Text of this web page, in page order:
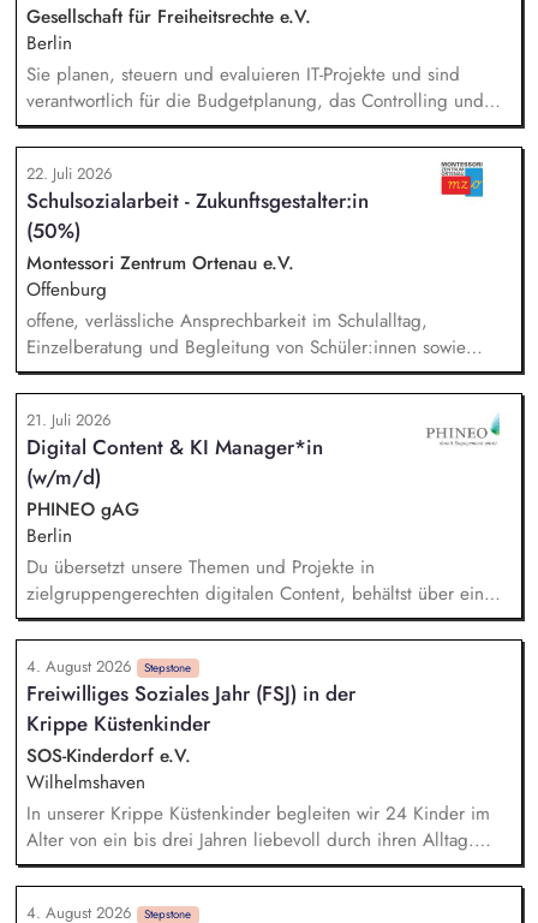
Gesellschaft für Freiheitsrechte e.V.
Berlin
Sie planen, steuern und evaluieren IT-Projekte und sind
verantwortlich für die Budgetplanung, das Controlling und
die Ressourcenverteilung, Sie steuern das
Wissensmanagement und begleiten die Migration sowie die
fortlaufende Verwaltung unserer Cloud-Dienste, Sie arbeiten
mit der Systemadministration zusammen und sind dabei
verantwortlich für die Kommunikation mit unseren externen
Dienstleistern, Sie tragen die Verantwortung für die Qualität
des First-Level-Supports für das GFF-Team.
22. Juli 2026
Schulsozialarbeit - Zukunftsgestalter:in
(50%)
Montessori Zentrum Ortenau e.V.
Offenburg
offene, verlässliche Ansprechbarkeit im Schulalltag,
Einzelberatung und Begleitung von Schüler:innen sowie
Familien, Elternarbeit: Beratung, Begleitung und
Informationsangebote, sozialpädagogische Gruppenangebote
(z. B. soziales Lernen, Prävention, Selbstkompetenz),
Konfliktbegleitung und Stärkung der Beziehungskultur im
Schulalltag, Zusammenarbeit im multiprofessionellen
Schulteam
21. Juli 2026
Digital Content & KI Manager*in
(w/m/d)
PHINEO gAG
Berlin
Du übersetzt unsere Themen und Projekte in
zielgruppengerechten digitalen Content, behältst über ein
systematisches Performance-Tracking den Erfolg unserer
Seiten und Mailings im Blick und berätst das Team als
strategische*r Sparringspartner*in für digitale Trends,
Plattformfragen und den Einsatz von KI. Du übernimmst die
technische und operative Betreuung unserer gesamten
Webseiten-Landschaft und verantwortest die strategische
Weiterentwicklung von HubSpot.
4. August 2026 Stepstone
Freiwilliges Soziales Jahr (FSJ) in der
Krippe Küstenkinder
SOS-Kinderdorf e.V.
Wilhelmshaven
In unserer Krippe Küstenkinder begleiten wir 24 Kinder im
Alter von ein bis drei Jahren liebevoll durch ihren Alltag.
Dabei unterstützen Sie unser Team in der Halbtagsbetreuung,
bringen sich aktiv in den Krippenalltag ein und sammeln
4. August 2026 Stepstone